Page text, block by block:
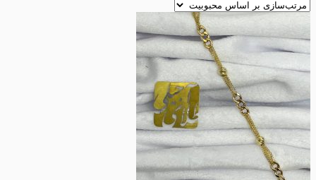
اساس
محبوبیت